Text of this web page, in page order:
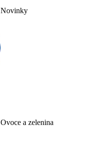
Novinky
Ovoce a zelenina